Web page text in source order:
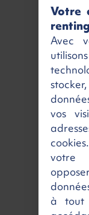
Allure +
Hybrid
Essence
Votre
Avec
vos
votre
à tout